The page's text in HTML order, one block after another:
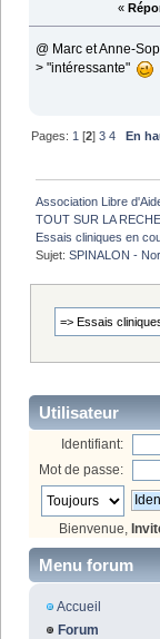
«
@ Marc et Anne-
> "intéressante"
Pages: 1 [2]3 4
En
Association Libre
TOUT SUR LA
Essais cliniques en
Sujet:SPINALON -
Utilisateur
Identifiant:
Mot de passe:
Bienvenue,
Menu forum
Accueil
Forum